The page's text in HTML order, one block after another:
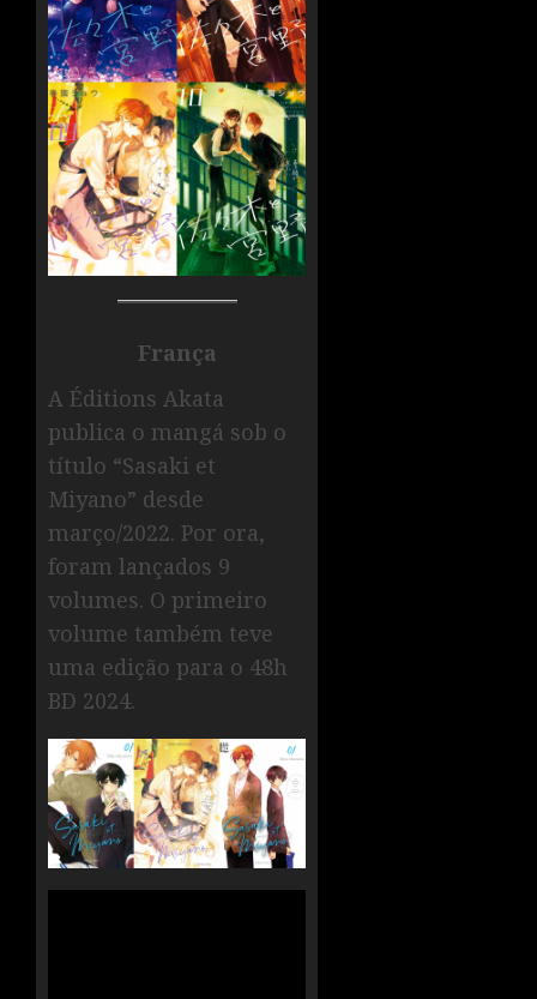
França
A Éditions Akata
publica o mangá sob o
título “Sasaki et
Miyano” desde
março/2022. Por ora,
foram lançados 9
volumes. O primeiro
volume também teve
uma edição para o 48h
BD 2024.